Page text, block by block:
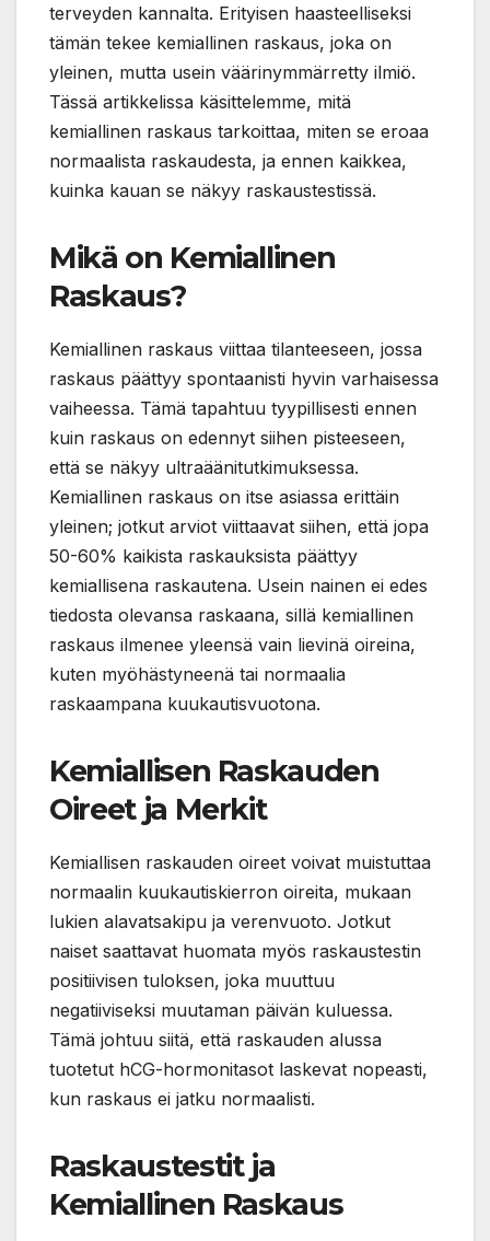
terveyden kannalta. Erityisen haasteelliseksi
tämän tekee kemiallinen raskaus, joka on
yleinen, mutta usein väärinymmärretty ilmiö.
Tässä artikkelissa käsittelemme, mitä
kemiallinen raskaus tarkoittaa, miten se eroaa
normaalista raskaudesta, ja ennen kaikkea,
kuinka kauan se näkyy raskaustestissä.
Mikä on Kemiallinen
Raskaus?
Kemiallinen raskaus viittaa tilanteeseen, jossa
raskaus päättyy spontaanisti hyvin varhaisessa
vaiheessa. Tämä tapahtuu tyypillisesti ennen
kuin raskaus on edennyt siihen pisteeseen,
että se näkyy ultraäänitutkimuksessa.
Kemiallinen raskaus on itse asiassa erittäin
yleinen; jotkut arviot viittaavat siihen, että jopa
50-60% kaikista raskauksista päättyy
kemiallisena raskautena. Usein nainen ei edes
tiedosta olevansa raskaana, sillä kemiallinen
raskaus ilmenee yleensä vain lievinä oireina,
kuten myöhästyneenä tai normaalia
raskaampana kuukautisvuotona.
Kemiallisen Raskauden
Oireet ja Merkit
Kemiallisen raskauden oireet voivat muistuttaa
normaalin kuukautiskierron oireita, mukaan
lukien alavatsakipu ja verenvuoto. Jotkut
naiset saattavat huomata myös raskaustestin
positiivisen tuloksen, joka muuttuu
negatiiviseksi muutaman päivän kuluessa.
Tämä johtuu siitä, että raskauden alussa
tuotetut hCG-hormonitasot laskevat nopeasti,
kun raskaus ei jatku normaalisti.
Raskaustestit ja
Kemiallinen Raskaus